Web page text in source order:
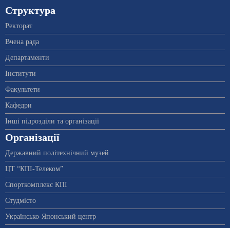
Структура
Ректорат
Вчена рада
Департаменти
Інститути
Факультети
Кафедри
Інші підрозділи та організації
Організації
Державний політехнічний музей
ЦТ “КПІ-Телеком”
Спорткомплекс КПІ
Студмісто
Українсько-Японський центр